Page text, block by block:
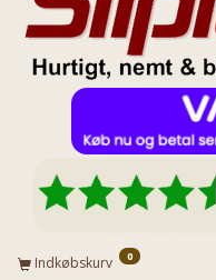
Indkøbskurv 0